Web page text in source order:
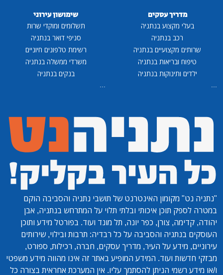
מדריך עסקים
בעלי מקצוע בנתניה
רכב בנתניה
שרותים מקצועיים בנתניה
טיפוח ובריאות בנתניה
ילדים ותינוקות בנתניה
...
שימושון עירוני
תשלומים ומוקדי שרות
סניפי דואר בנתניה
רשימת טלפונים חיוניים
משרדי ממשלה בנתניה
בנקים בנתניה
...
"נתניה נט" מקומון האינטרנט של תושבי נתניה והסביבה הוקם
במטרה לספק תוכן איכותי ובלתי תלוי על המתרחש בנתניה, אבן
יהודה, קדימה, צורן, כפר יונה, תל מונד ועוד. בפורטל מידע ותוכן
העוסקים בנתניה והסביבה על כל רבדיה: תרבות ובילוי, שירותים
עירוניים, מידע על העיר, מדריך עסקים, חברה, רכילות, ספורט,
מבזקי חדשות ועוד. המידע המופיע באתר זה אינו מהווה מידע משפטי
ו/או מידע רשמי הניתן להסתמך עליו. אין המערכת אחראית בצורה כל